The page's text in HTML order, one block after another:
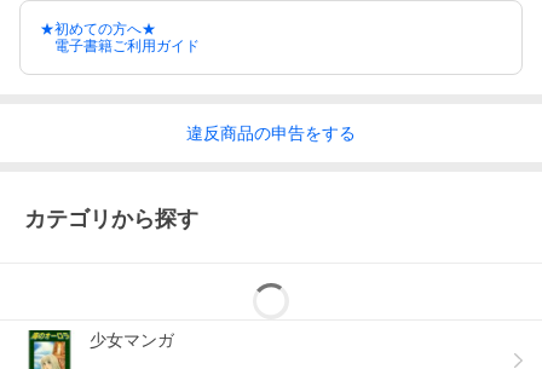
★初めての方へ★
電子書籍ご利用ガイド
違反商品の申告をする
カテゴリから探す
少女マンガ